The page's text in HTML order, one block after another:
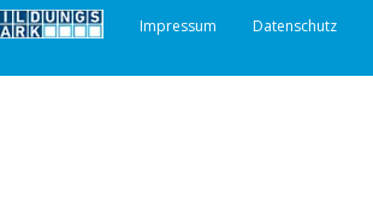
Impressum Datenschutz